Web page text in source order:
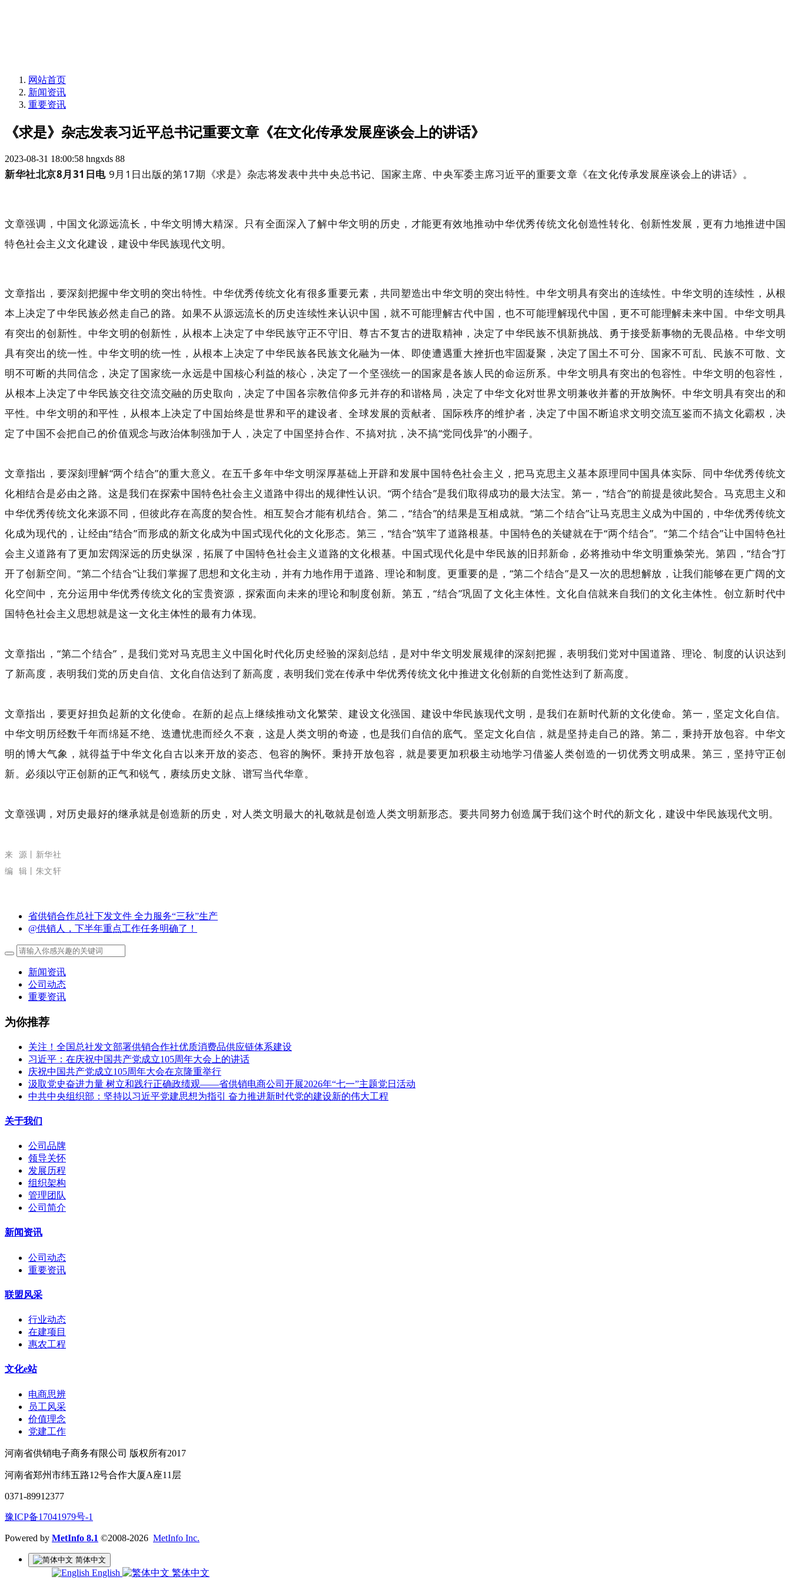
网站首页
新闻资讯
重要资讯
《求是》杂志发表习近平总书记重要文章《在文化传承发展座谈会上的讲话》
2023-08-31 18:00:58 hngxds 88
新华社北京8月31日电9月1日出版的第17期《求是》杂志将发表中共中央总书记、国家主席、中央军委主席习近平的重要文章《在文化传承发展座谈会上的讲话》。
文章强调，中国文化源远流长，中华文明博大精深。只有全面深入了解中华文明的历史，才能更有效地推动中华优秀传统文化创造性转化、创新性发展，更有力地推进中国
特色社会主义文化建设，建设中华民族现代文明。
文章指出，要深刻把握中华文明的突出特性。中华优秀传统文化有很多重要元素，共同塑造出中华文明的突出特性。中华文明具有突出的连续性。中华文明的连续性，从根
本上决定了中华民族必然走自己的路。如果不从源远流长的历史连续性来认识中国，就不可能理解古代中国，也不可能理解现代中国，更不可能理解未来中国。中华文明具
有突出的创新性。中华文明的创新性，从根本上决定了中华民族守正不守旧、尊古不复古的进取精神，决定了中华民族不惧新挑战、勇于接受新事物的无畏品格。中华文明
具有突出的统一性。中华文明的统一性，从根本上决定了中华民族各民族文化融为一体、即使遭遇重大挫折也牢固凝聚，决定了国土不可分、国家不可乱、民族不可散、文
明不可断的共同信念，决定了国家统一永远是中国核心利益的核心，决定了一个坚强统一的国家是各族人民的命运所系。中华文明具有突出的包容性。中华文明的包容性，
从根本上决定了中华民族交往交流交融的历史取向，决定了中国各宗教信仰多元并存的和谐格局，决定了中华文化对世界文明兼收并蓄的开放胸怀。中华文明具有突出的和
平性。中华文明的和平性，从根本上决定了中国始终是世界和平的建设者、全球发展的贡献者、国际秩序的维护者，决定了中国不断追求文明交流互鉴而不搞文化霸权，决
定了中国不会把自己的价值观念与政治体制强加于人，决定了中国坚持合作、不搞对抗，决不搞“党同伐异”的小圈子。
文章指出，要深刻理解“两个结合”的重大意义。在五千多年中华文明深厚基础上开辟和发展中国特色社会主义，把马克思主义基本原理同中国具体实际、同中华优秀传统文
化相结合是必由之路。这是我们在探索中国特色社会主义道路中得出的规律性认识。“两个结合”是我们取得成功的最大法宝。第一，“结合”的前提是彼此契合。马克思主义和
中华优秀传统文化来源不同，但彼此存在高度的契合性。相互契合才能有机结合。第二，“结合”的结果是互相成就。“第二个结合”让马克思主义成为中国的，中华优秀传统文
化成为现代的，让经由“结合”而形成的新文化成为中国式现代化的文化形态。第三，“结合”筑牢了道路根基。中国特色的关键就在于“两个结合”。“第二个结合”让中国特色社
会主义道路有了更加宏阔深远的历史纵深，拓展了中国特色社会主义道路的文化根基。中国式现代化是中华民族的旧邦新命，必将推动中华文明重焕荣光。第四，“结合”打
开了创新空间。“第二个结合”让我们掌握了思想和文化主动，并有力地作用于道路、理论和制度。更重要的是，“第二个结合”是又一次的思想解放，让我们能够在更广阔的文
化空间中，充分运用中华优秀传统文化的宝贵资源，探索面向未来的理论和制度创新。第五，“结合”巩固了文化主体性。文化自信就来自我们的文化主体性。创立新时代中
国特色社会主义思想就是这一文化主体性的最有力体现。
文章指出，“第二个结合”，是我们党对马克思主义中国化时代化历史经验的深刻总结，是对中华文明发展规律的深刻把握，表明我们党对中国道路、理论、制度的认识达到
了新高度，表明我们党的历史自信、文化自信达到了新高度，表明我们党在传承中华优秀传统文化中推进文化创新的自觉性达到了新高度。
文章指出，要更好担负起新的文化使命。在新的起点上继续推动文化繁荣、建设文化强国、建设中华民族现代文明，是我们在新时代新的文化使命。第一，坚定文化自信。
中华文明历经数千年而绵延不绝、迭遭忧患而经久不衰，这是人类文明的奇迹，也是我们自信的底气。坚定文化自信，就是坚持走自己的路。第二，秉持开放包容。中华文
明的博大气象，就得益于中华文化自古以来开放的姿态、包容的胸怀。秉持开放包容，就是要更加积极主动地学习借鉴人类创造的一切优秀文明成果。第三，坚持守正创
新。必须以守正创新的正气和锐气，赓续历史文脉、谱写当代华章。
文章强调，对历史最好的继承就是创造新的历史，对人类文明最大的礼敬就是创造人类文明新形态。要共同努力创造属于我们这个时代的新文化，建设中华民族现代文明。
来 源丨新华社
编 辑丨朱文轩
省供销合作总社下发文件 全力服务“三秋”生产
@供销人，下半年重点工作任务明确了！
新闻资讯
公司动态
重要资讯
为你推荐
关注！全国总社发文部署供销合作社优质消费品供应链体系建设
习近平：在庆祝中国共产党成立105周年大会上的讲话
庆祝中国共产党成立105周年大会在京隆重举行
汲取党史奋进力量 树立和践行正确政绩观——省供销电商公司开展2026年“七一”主题党日活动
中共中央组织部：坚持以习近平党建思想为指引 奋力推进新时代党的建设新的伟大工程
关于我们
公司品牌
领导关怀
发展历程
组织架构
管理团队
公司简介
新闻资讯
公司动态
重要资讯
联盟风采
行业动态
在建项目
惠农工程
文化e站
电商思辨
员工风采
价值理念
党建工作
河南省供销电子商务有限公司 版权所有2017
河南省郑州市纬五路12号合作大厦A座11层
0371-89912377
豫ICP备17041979号-1
Powered by MetInfo 8.1 ©2008-2026 MetInfo Inc.
简体中文
English 繁体中文